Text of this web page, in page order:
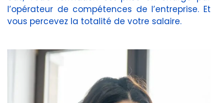
l’opérateur de compétences de l’entreprise. Et
vous percevez la totalité de votre salaire.